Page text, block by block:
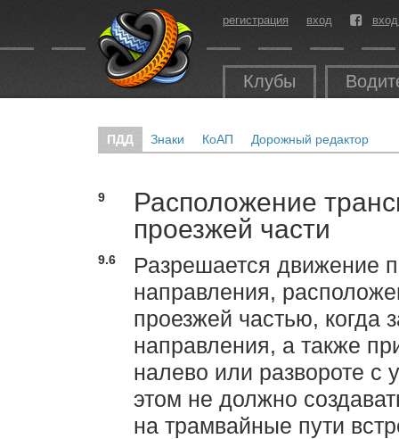
регистрация вход
Клубы
ПДД Знаки КоАП Дорожный редактор
9
Расположение
проезжей части
9.6
Разрешается движение
направления,
проезжей частью, когда
направления, а также
налево или развороте с
этом не должно
на трамвайные пути